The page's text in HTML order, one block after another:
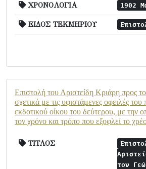
ΧΡΟΝΟΛΟΓΙΑ 1902
ΕΙΔΟΣ ΤΕΚΜΗΡΙΟΥ
Επιστολή του Αριστείδη Κριάρη προς
σχετικά με τις υφιστάμενες οφειλές
εκδοτικού οίκου του δεύτερου, με την
τον χρόνο και τρόπο που εξοφλεί το
ΤΙΤΛΟΣ
τον